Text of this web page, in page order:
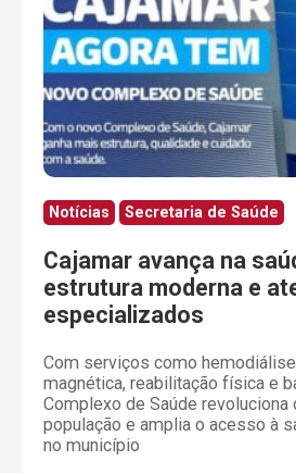
Notícias Secretaria de Saúde
Cajamar avança na
estrutura moderna e
especializados
Com serviços como
magnética, reabilitação física e
Complexo de Saúde revoluciona
população e amplia o acesso à
no município